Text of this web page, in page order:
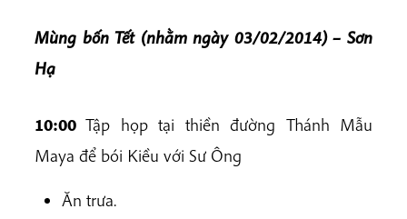
Mùng bốn Tết (nhằm ngày 03/02/2014) – Sơn
Hạ
10:00Tập họp tại thiền đường Thánh Mẫu
Maya để bói Kiều với Sư Ông
Ăn trưa.